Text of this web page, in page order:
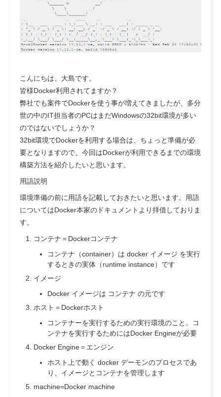
こんにちは、大島です。
皆様Docker利用されてますか？
弊社でも案件でDockerを使う事が増えてきましたが、多分
世の中のIT担当者のPCはまだWindowsの32bit環境が多い
のではないでしょうか？
32bit環境でDockerを利用する場合は、ちょっと準備が必
要となりますので、今回はDockerが利用できるまでの環境
構築方法を紹介したいと思います。
用語説明
環境準備の前に用語を記載しておきたいと思います。用語
についてはDocker本家のドキュメントより拝借しておりま
す。
コンテナ＝Dockerコンテナ
コンテナ（container）は docker イメージ を実行
するときの実体（runtime instance）です
イメージ
Docker イメージは コンテナ の元です
ホスト＝Dockerホスト
コンテナーを実行するための実行環境のこと。コ
ンテナを実行するためにはDocker Engineが必要
Docker Engine＝エンジン
ホスト上で動く docker デーモンのプロセスであ
り、イメージとコンテナを管理します
machine=Docker machine